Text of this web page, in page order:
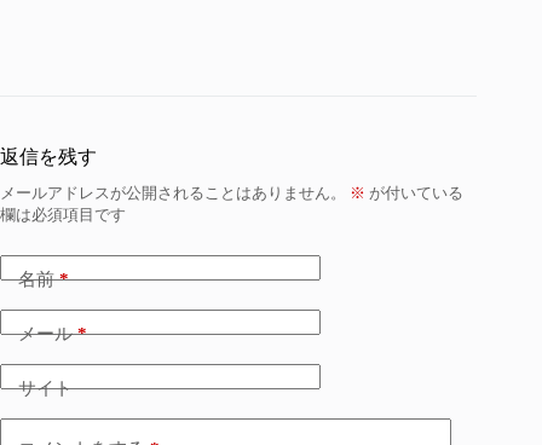
返信を残す
メールアドレスが公開されることはありません。 ※ が付いている
欄は必須項目です
名前*
メール*
サイト